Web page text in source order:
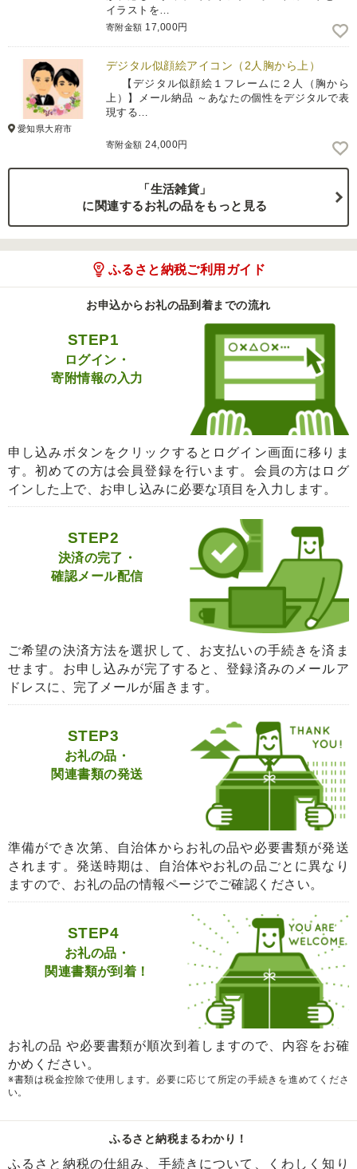
イラストを…
寄附金額 17,000円
愛知県大府市
デジタル似顔絵アイコン（2人胸から上）
【デジタル似顔絵１フレームに２人（胸から
上）】メール納品 ～あなたの個性をデジタルで表
現する…
寄附金額 24,000円
「生活雑貨」
に関連するお礼の品をもっと見る
ふるさと納税ご利用ガイド
お申込からお礼の品到着までの流れ
STEP1
ログイン・
寄附情報の入力
申し込みボタンをクリックするとログイン画面に移りま
す。初めての方は会員登録を行います。会員の方はログ
インした上で、お申し込みに必要な項目を入力します。
STEP2
決済の完了・
確認メール配信
ご希望の決済方法を選択して、お支払いの手続きを済ま
せます。お申し込みが完了すると、登録済みのメールア
ドレスに、完了メールが届きます。
STEP3
お礼の品・
関連書類の発送
準備ができ次第、自治体からお礼の品や必要書類が発送
されます。発送時期は、自治体やお礼の品ごとに異なり
ますので、お礼の品の情報ページでご確認ください。
STEP4
お礼の品・
関連書類が到着！
お礼の品 や必要書類が順次到着しますので、内容をお確
かめください。
※書類は税金控除で使用します。必要に応じて所定の手続きを進めてくださ
い。
ふるさと納税まるわかり！
ふるさと納税の仕組み、手続きについて、くわしく知り